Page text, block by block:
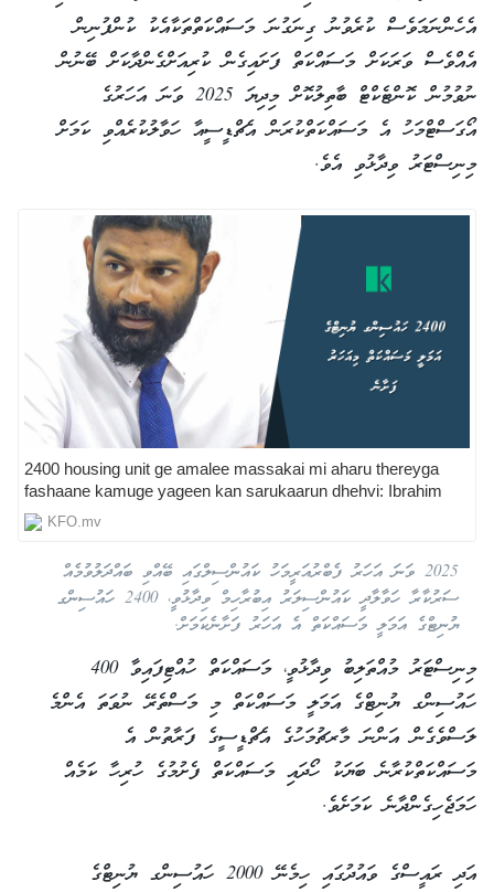
އެހެންނަމަވެސް ކުރެވުނު ގިނަގުނަ މަސައްކަތްތަކާއެކު ކުންފުނިން
އެއްވެސް ވަރަކަށް މަސައްކަތް ފަށައިގެން ކުރިއަށްގެންދާކަށް ބޭނުން
ނުވުމުން ކޮންޓެކްޓް ބާތިލުކޮށް މިދިޔަ 2025 ވަނަ އަހަރުގެ
އޯގަސްޓްމަހު އެ މަސައްކަތްކުރަން އެޗްޑީސީއާ ހަވާލުކުރެއްވި ކަމަށް
މިނިސްޓަރު ވިދާޅުވި އެވެ.
2400 housing unit ge amalee massakai mi aharu thereyga
fashaane kamuge yageen kan sarukaarun dhehvi: Ibrahim
KFO.mv
2025 ވަނަ އަހަރު ފެބްރުއަރީމަހު ކައުންސިލްގައި ބޭއްވި ބައްދަލުވުމެއް
ސަރުކާރާ ހަވާލާދީ ކައުންސިލަރު އިބުރާހިމް ވިދާޅުވީ، 2400 ހައުސިންގ
ޔުނިޓްގެ އަމަލީ މަސައްކަތް އެ އަހަރު ފަށާނެކަމަށް.
މިނިސްޓަރު މުއްތަލިބު ވިދާޅުވީ، މަސައްކަތް ހުއްޓިފައިވާ 400
ހައުސިންގ ޔުނިޓްގެ އަމަލީ މަސައްކަތް މި މަސްތެރޭ ނުވަތަ އެންމެ
ލަސްވެގެން އަންނަ މާރޗުމަހުގެ އެޗްޑީސީގެ ފަރާތުން އެ
މަސައްކަތްކުރާނެ ބަޔަކު ހޯދައި މަސައްކަތް ފެށުމުގެ ހުރިހާ ކަމެއް
ހަމަޖެހިގެންދާނެ ކަމަށެވެ.
އަދި ރައީސްގެ ވައުދުގައި ހިމެނޭ 2000 ހައުސިންގ ޔުނިޓްގެ